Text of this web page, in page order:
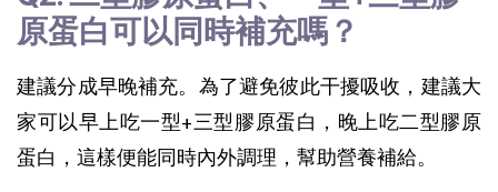
原蛋白可以同時補充嗎？
建議分成早晚補充。為了避免彼此干擾吸收，建議大
家可以早上吃一型+三型膠原蛋白，晚上吃二型膠原
蛋白，這樣便能同時內外調理，幫助營養補給。